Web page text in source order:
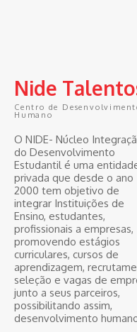
Nide
Centro de
Humano
O NIDE- Núcleo
do Desenvolvimento
Estudantil é uma
privada que desde o ano
2000 tem objetivo de
integrar Instituições de
Ensino, estudantes,
profissionais a empresas,
promovendo estágios
curriculares, cursos de
aprendizagem,
seleção e vagas de
junto a seus parceiros,
possibilitando assim,
desenvolvimento